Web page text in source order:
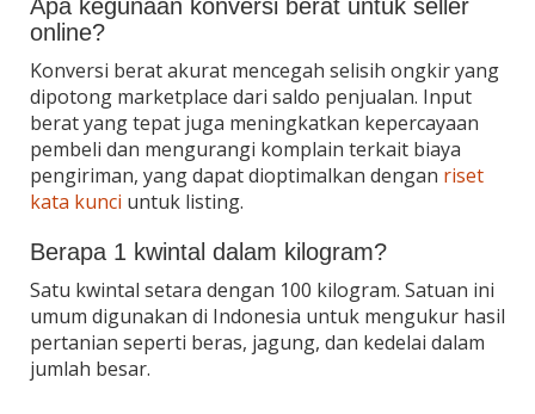
Apa kegunaan konversi berat untuk seller
online?
Konversi berat akurat mencegah selisih ongkir yang
dipotong marketplace dari saldo penjualan. Input
berat yang tepat juga meningkatkan kepercayaan
pembeli dan mengurangi komplain terkait biaya
pengiriman, yang dapat dioptimalkan dengan riset
kata kunci untuk listing.
Berapa 1 kwintal dalam kilogram?
Satu kwintal setara dengan 100 kilogram. Satuan ini
umum digunakan di Indonesia untuk mengukur hasil
pertanian seperti beras, jagung, dan kedelai dalam
jumlah besar.